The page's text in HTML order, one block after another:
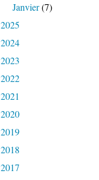
Janvier(7)
2025
2024
2023
2022
2021
2020
2019
2018
2017